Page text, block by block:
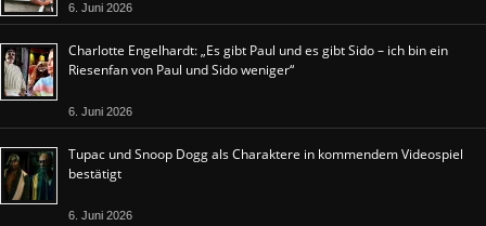
6. Juni 2026
Charlotte Engelhardt: „Es gibt Paul und es gibt Sido – ich bin ein
Riesenfan von Paul und Sido weniger“
6. Juni 2026
Tupac und Snoop Dogg als Charaktere in kommendem Videospiel
bestätigt
6. Juni 2026